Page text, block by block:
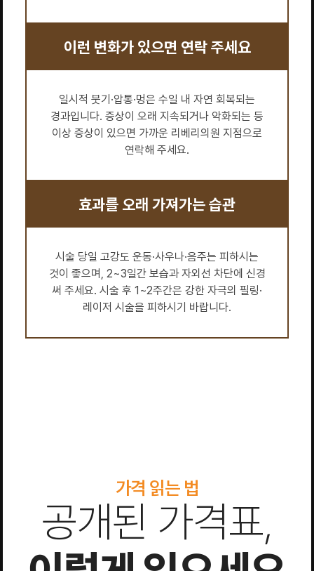
이런 변화가 있으면 연락 주세요
일시적 붓기·압통·멍은 수일 내 자연 회복되는
경과입니다. 증상이 오래 지속되거나 악화되는 등
이상 증상이 있으면 가까운 리베리의원 지점으로
연락해 주세요.
효과를 오래 가져가는 습관
시술 당일 고강도 운동·사우나·음주는 피하시는
것이 좋으며, 2~3일간 보습과 자외선 차단에 신경
써 주세요. 시술 후 1~2주간은 강한 자극의 필링·
레이저 시술을 피하시기 바랍니다.
가격 읽는 법
공개된 가격표,